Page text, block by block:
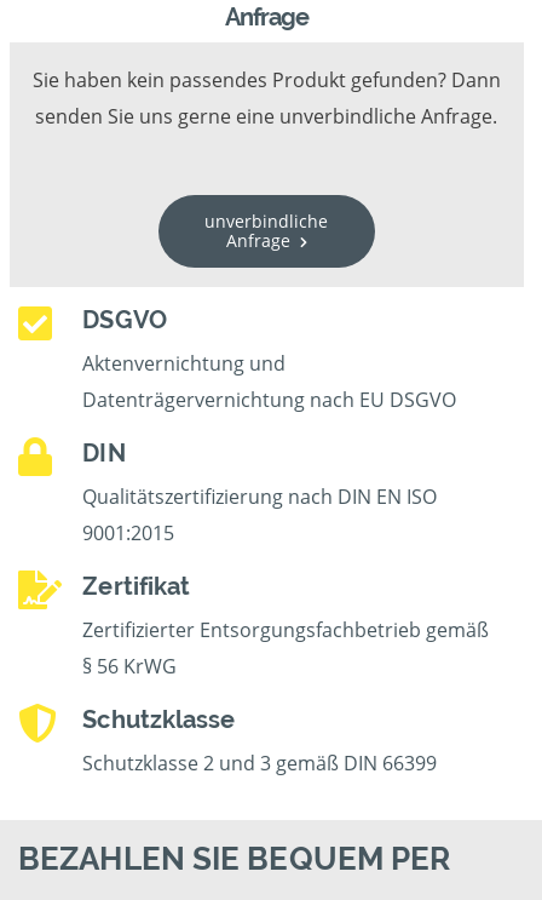
Anfrage
Sie haben kein passendes Produkt gefunden? Dann
senden Sie uns gerne eine unverbindliche Anfrage.
unverbindliche
Anfrage
DSGVO
Aktenvernichtung und
Datenträgervernichtung nach EU DSGVO
DIN
Qualitätszertifizierung nach DIN EN ISO
9001:2015
Zertifikat
Zertifizierter Entsorgungsfachbetrieb gemäß
§ 56 KrWG
Schutzklasse
Schutzklasse 2 und 3 gemäß DIN 66399
BEZAHLEN SIE BEQUEM PER